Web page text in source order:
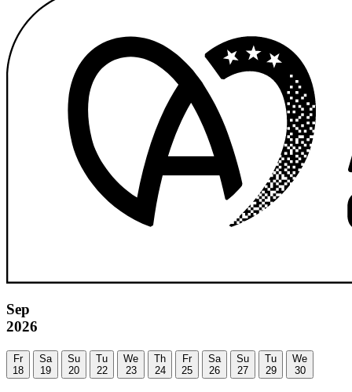
Sep
2026
Fr
18
Sa
19
Su
20
Tu
22
We
23
Th
24
Fr
25
Sa
26
Su
27
Tu
29
We
30